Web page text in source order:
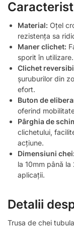
Material: Oțel
rezistența sa
Maner clichet:
sporit în utilizare.
Clichet
șuruburilor din
efort.
Buton de
oferind
Pârghia de
clichetului,
acțiune.
Dimensiuni chei:
la 10mm până
aplicații.
Detalii
Trusa de chei